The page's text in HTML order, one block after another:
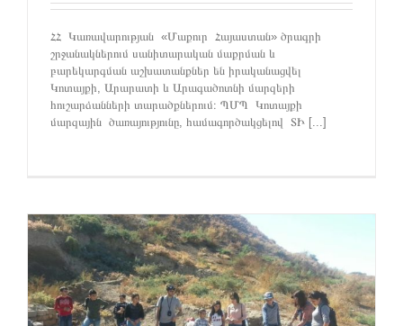
ՀՀ Կառավարության «Մաքուր Հայաստան» ծրագրի
շրջանակներում սանիտարական մաքրման և
բարեկարգման աշխատանքներ են իրականացվել
Կոտայքի, Արարատի և Արագածոտնի մարզերի
հուշարձանների տարածքներում։ ՊՄՊ Կոտայքի
մարզային ծառայությունը, համագործակցելով ՏԻ [...]